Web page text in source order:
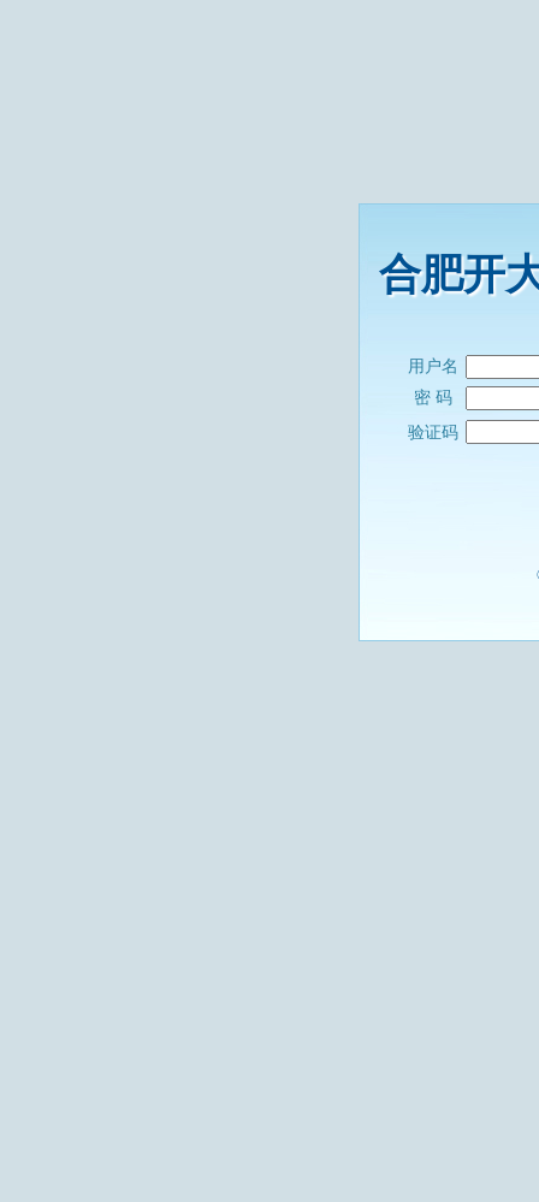
合肥开
用户名
密 码
验证码